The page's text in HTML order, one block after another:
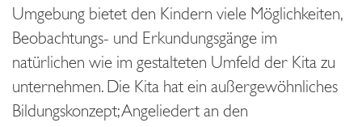
Umgebung bietet den Kindern viele Möglichkeiten,
Beobachtungs- und Erkundungsgänge im
natürlichen wie im gestalteten Umfeld der Kita zu
unternehmen. Die Kita hat ein außergewöhnliches
Bildungskonzept; Angeliedert an den